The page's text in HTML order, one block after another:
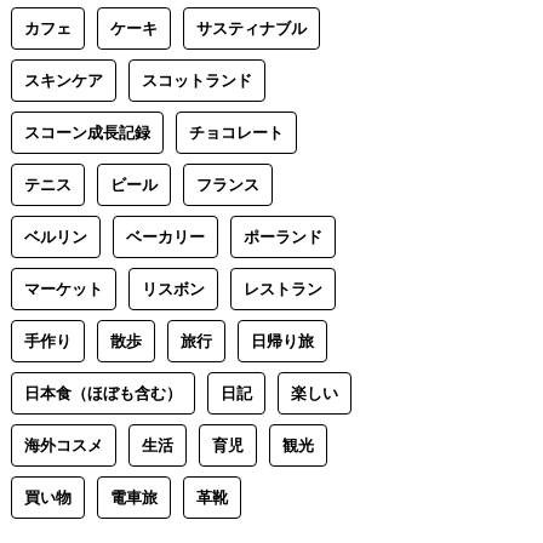
カフェ ケーキ サスティナブル
スキンケア スコットランド
スコーン成長記録 チョコレート
テニス ビール フランス
ベルリン ベーカリー ポーランド
マーケット リスボン レストラン
手作り 散歩 旅行 日帰り旅
日本食（ほぼも含む） 日記 楽しい
海外コスメ 生活 育児 観光
買い物 電車旅 革靴